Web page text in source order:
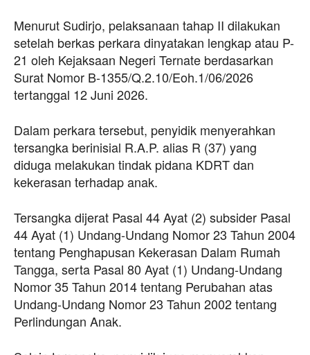
Menurut Sudirjo, pelaksanaan tahap II dilakukan
setelah berkas perkara dinyatakan lengkap atau P-
21 oleh Kejaksaan Negeri Ternate berdasarkan
Surat Nomor B-1355/Q.2.10/Eoh.1/06/2026
tertanggal 12 Juni 2026.
Dalam perkara tersebut, penyidik menyerahkan
tersangka berinisial R.A.P. alias R (37) yang
diduga melakukan tindak pidana KDRT dan
kekerasan terhadap anak.
Tersangka dijerat Pasal 44 Ayat (2) subsider Pasal
44 Ayat (1) Undang-Undang Nomor 23 Tahun 2004
tentang Penghapusan Kekerasan Dalam Rumah
Tangga, serta Pasal 80 Ayat (1) Undang-Undang
Nomor 35 Tahun 2014 tentang Perubahan atas
Undang-Undang Nomor 23 Tahun 2002 tentang
Perlindungan Anak.